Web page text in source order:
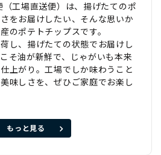
工場直送便）は、揚げたてのポ
をお届けしたい、そんな思いか
のポテトチップスです。
し、揚げたての状態でお届けし
そ油が新鮮で、じゃがいも本来
上がり。工場でしか味わうこと
味しさを、ぜひご家庭でお楽し
もっと見る